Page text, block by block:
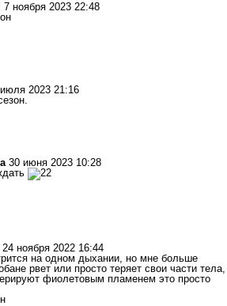
7 ноября 2023 22:48
2023 21:16
30 июня 2023 10:28
24 ноября 2022 16:44
на одном дыхании, но мне больше
рвет или просто теряет свои части тела,
фиолетовым пламенем это просто